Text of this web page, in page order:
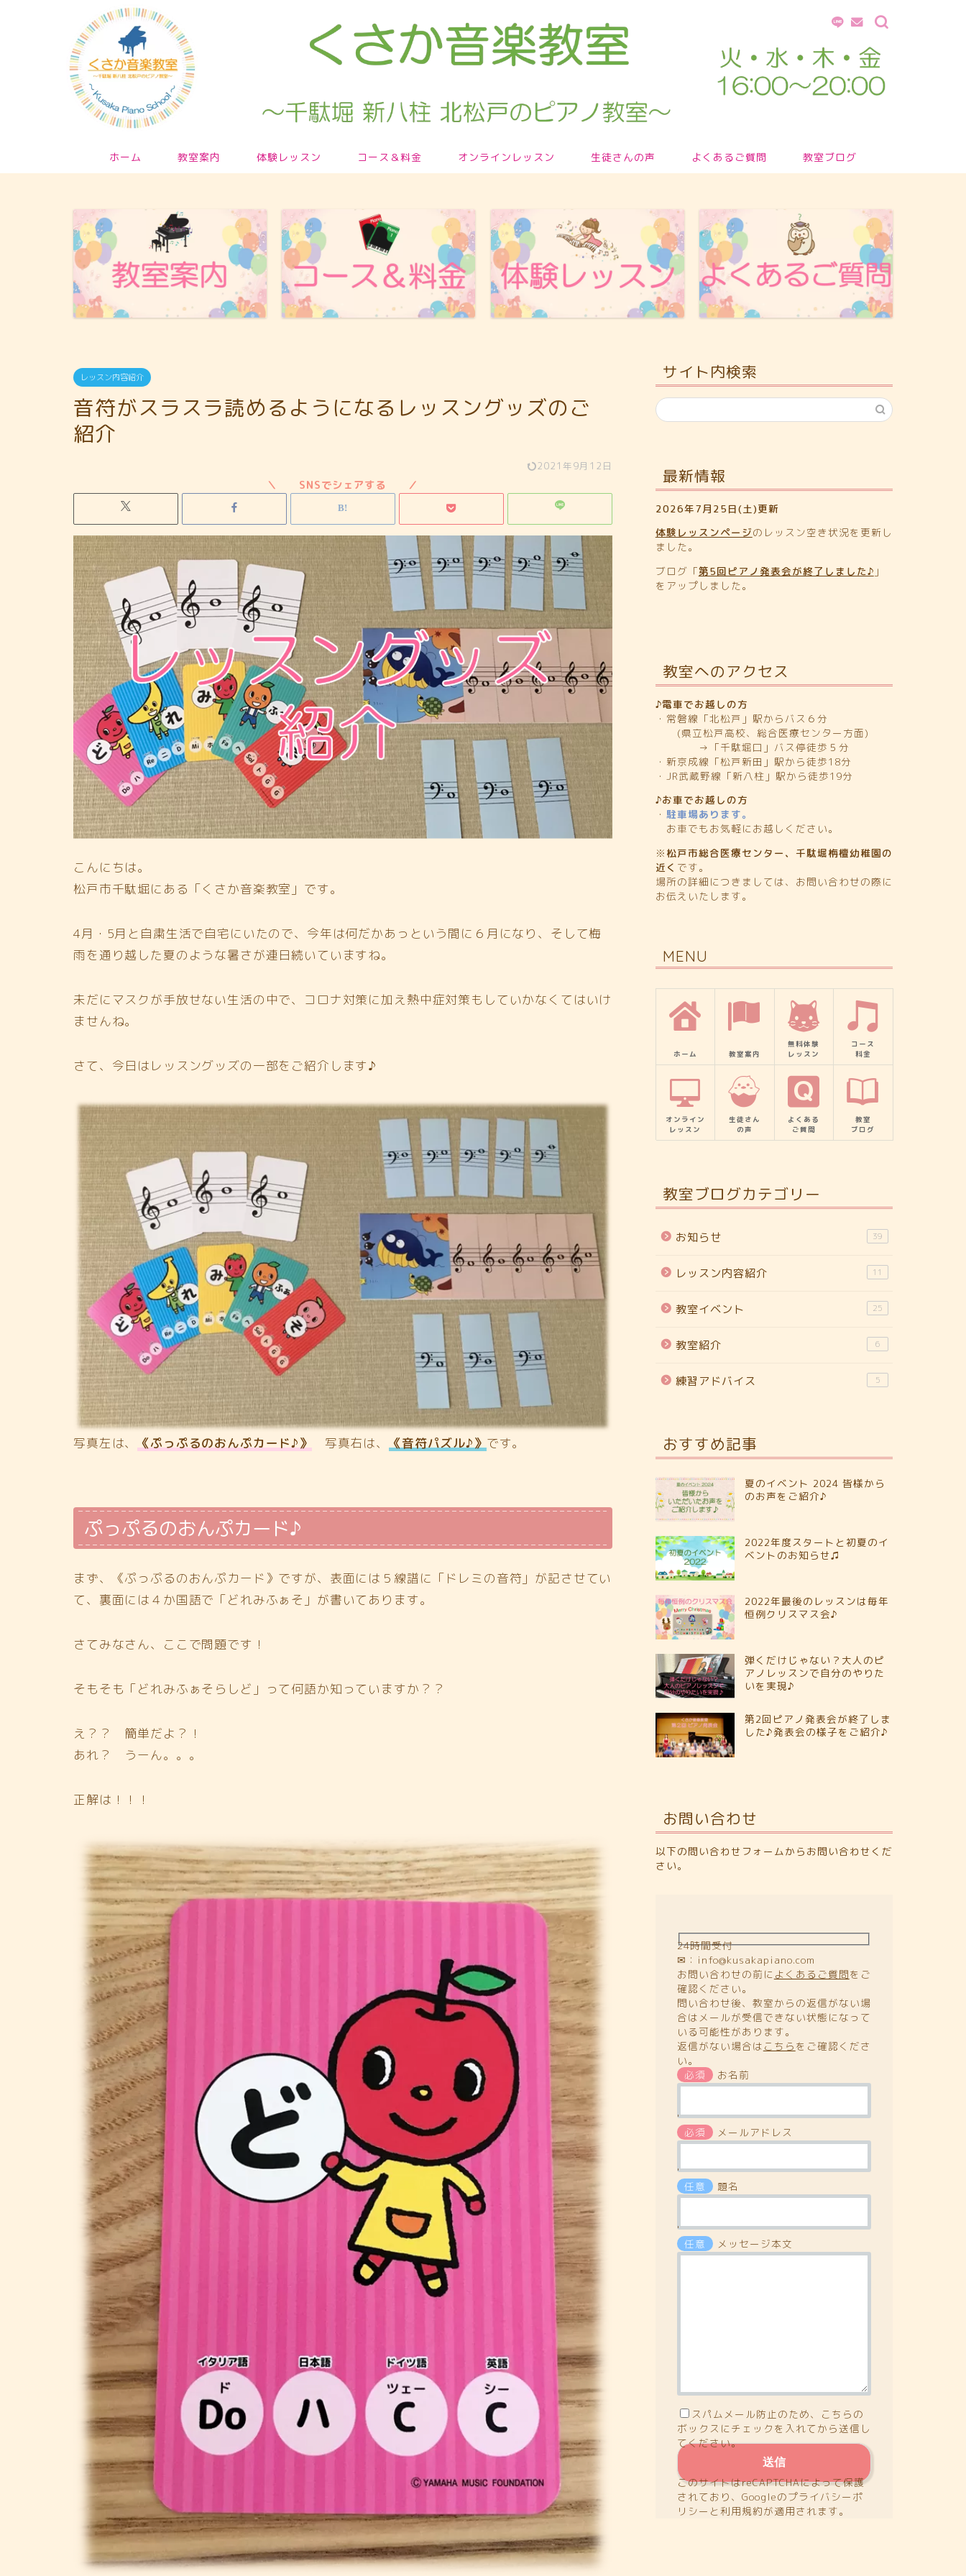
ホーム 教室案内 体験レッスン コース＆料金 オンラインレッスン 生徒さんの声 よくあるご質問 教室ブログ
レッスン内容紹介
音符がスラスラ読めるようになるレッスングッズのご
紹介
2021年9月12日
こんにちは。
松戸市千駄堀にある「くさか音楽教室」です。
4月・5月と自粛生活で自宅にいたので、今年は何だかあっという間に６月になり、そして梅
雨を通り越した夏のような暑さが連日続いていますね。
未だにマスクが手放せない生活の中で、コロナ対策に加え熱中症対策もしていかなくてはいけ
ませんね。
さて、今日はレッスングッズの一部をご紹介します♪
写真左は、 《ぷっぷるのおんぷカード♪》 写真右は、 《音符パズル♪》 です。
ぷっぷるのおんぷカード♪
まず、《ぷっぷるのおんぷカード》ですが、表面には５線譜に「ドレミの音符」が記させてい
て、裏面には４か国語で「どれみふぁそ」が書いてあります。
さてみなさん、ここで問題です！
そもそも「どれみふぁそらしど」って何語か知っていますか？？
え？？ 簡単だよ？！
あれ？ うーん。。。
正解は！！！
サイト内検索
最新情報
2026年7月25日(土)更新
体験レッスンページのレッスン空き状況を更新し
ました。
ブログ「第5回ピアノ発表会が終了しました♪ 」
をアップしました。
教室へのアクセス
♪電車でお越しの方
・常磐線「北松戸」駅からバス６分
(県立松戸高校、総合医療センター方面)
→「千駄堀口」バス停徒歩５分
・新京成線「松戸新田」駅から徒歩18分
・JR武蔵野線「新八柱」駅から徒歩19分
♪お車でお越しの方
・ 駐車場あります。
お車でもお気軽にお越しください。
※ 松戸市総合医療センター、千駄堀栴檀幼稚園の
近く です。
場所の詳細につきましては、お問い合わせの際に
お伝えいたします。
MENU
ホーム 教室案内
無料体験
レッスン
コース
料金
オンライン
レッスン
生徒さん
の声
よくある
ご質問
教室
ブログ
教室ブログカテゴリー
お知らせ 39
レッスン内容紹介 11
教室イベント 25
教室紹介 6
練習アドバイス 5
おすすめ記事
夏のイベント 2024 皆様から
のお声をご紹介♪
2022年度スタートと初夏のイ
ベントのお知らせ♫
2022年最後のレッスンは毎年
恒例クリスマス会♪
弾くだけじゃない？大人のピ
アノレッスンで自分のやりた
いを実現♪
第2回ピアノ発表会が終了しま
した♪発表会の様子をご紹介♪
お問い合わせ
以下の問い合わせフォームからお問い合わせくだ
さい。
24時間受付
✉：info@kusakapiano.com
お問い合わせの前に よくあるご質問をご
確認ください。
問い合わせ後、教室からの返信がない場
合はメールが受信できない状態になって
いる可能性があります。
返信がない場合は こちら をご確認くださ
い。
必須
お名前
'
必須
メールアドレス
'
任意
題名
'
任意
メッセージ本文
スパムメール防止のため、こちらの
ボックスにチェックを入れてから送信し
てください。
このサイトはreCAPTCHAによって保護
されており、Googleのプライバシーポ
リシー と 利用規約が適用されます。